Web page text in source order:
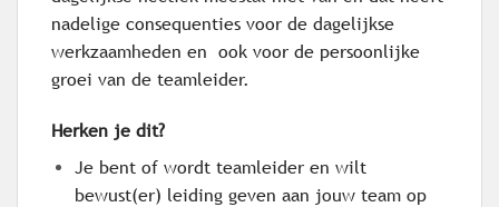
nadelige consequenties voor de dagelijkse
werkzaamheden en ook voor de persoonlijke
groei van de teamleider.
Herken je dit?
Je bent of wordt teamleider en wilt
bewust(er) leiding geven aan jouw team op